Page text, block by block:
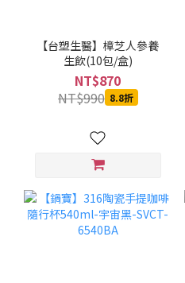
【台塑生醫】樟芝人參養
生飲(10包/盒)
NT$870
NT$990 8.8折